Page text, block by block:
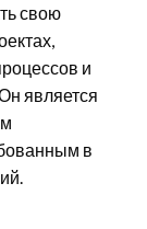
свою
и
является
в